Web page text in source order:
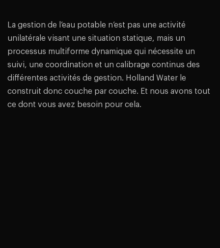
La gestion de l’eau potable n’est pas une activité
unilatérale visant une situation statique, mais un
processus multiforme dynamique qui nécessite un
suivi, une coordination et un calibrage continus des
différentes activités de gestion. Holland Water le
construit donc couche par couche. Et nous avons tout
ce dont vous avez besoin pour cela.